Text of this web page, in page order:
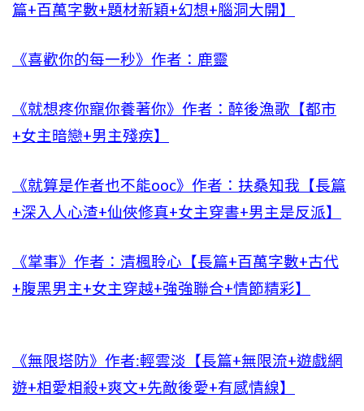
篇+百萬字數+題材新穎+幻想+腦洞大開】
《喜歡你的每一秒》作者：鹿靈
《就想疼你寵你養著你》作者：醉後漁歌【都市
+女主暗戀+男主殘疾】
《就算是作者也不能ooc》作者：扶桑知我【長篇
+深入人心渣+仙俠修真+女主穿書+男主是反派】
《掌事》作者：清楓聆心【長篇+百萬字數+古代
+腹黑男主+女主穿越+強強聯合+情節精彩】
《無限塔防》作者:輕雲淡【長篇+無限流+遊戲網
遊+相愛相殺+爽文+先敵後愛+有感情線】